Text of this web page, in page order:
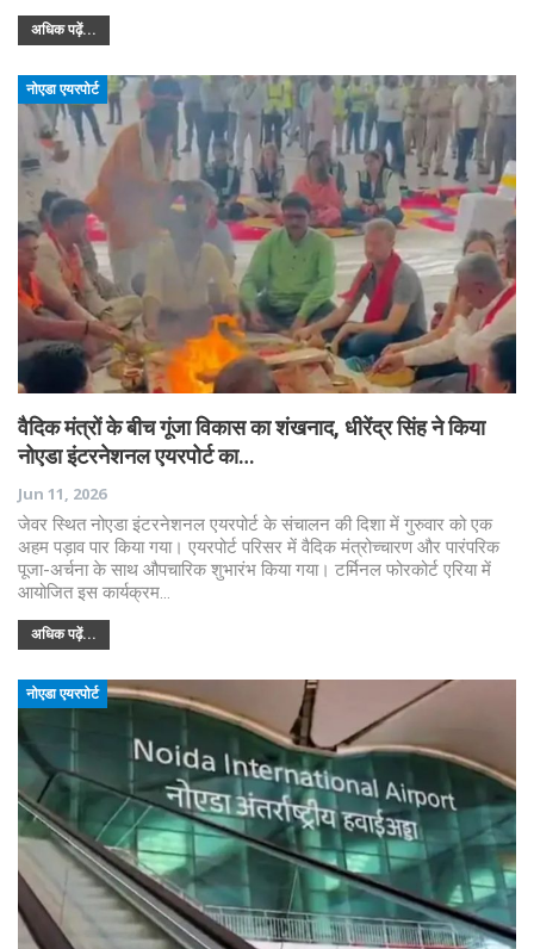
अधिक पढ़ें...
नोएडा एयरपोर्ट
वैदिक मंत्रों के बीच गूंजा विकास का शंखनाद, धीरेंद्र सिंह ने किया
नोएडा इंटरनेशनल एयरपोर्ट का…
Jun 11, 2026
जेवर स्थित नोएडा इंटरनेशनल एयरपोर्ट के संचालन की दिशा में गुरुवार को एक
अहम पड़ाव पार किया गया। एयरपोर्ट परिसर में वैदिक मंत्रोच्चारण और पारंपरिक
पूजा-अर्चना के साथ औपचारिक शुभारंभ किया गया। टर्मिनल फोरकोर्ट एरिया में
आयोजित इस कार्यक्रम…
अधिक पढ़ें...
नोएडा एयरपोर्ट